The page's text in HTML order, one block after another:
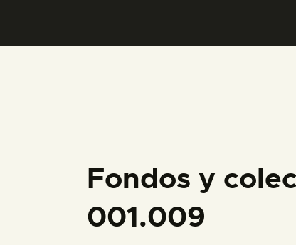
Fondos y
001.009